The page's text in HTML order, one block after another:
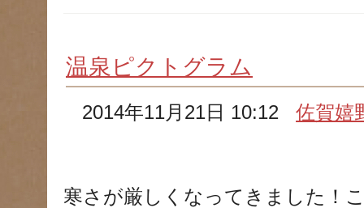
温泉ピクトグラム
2014年11月21日 10:12佐賀嬉
寒さが厳しくなってきました！